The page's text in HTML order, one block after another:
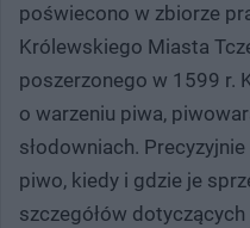
poświecono w zbiorze
Królewskiego Miasta
poszerzonego w 1599 r.
o warzeniu piwa,
słodowniach.
piwo, kiedy i gdzie je
szczegółów